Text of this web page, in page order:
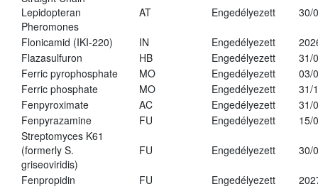
Lepidopteran
Pheromones
AT Engedélyezett 30/
Flonicamid (IKI-220) IN Engedélyezett
Flazasulfuron
HB Engedélyezett
31/
Ferric pyrophosphate
MO Engedélyezett
03/
Ferric phosphate
MO Engedélyezett
31/
Fenpyroximate
AC Engedélyezett
31/
Fenpyrazamine
FU Engedélyezett
15/
Streptomyces K61
(formerly S.
griseoviridis)
FU Engedélyezett 30/
Fenpropidin FU Engedélyezett